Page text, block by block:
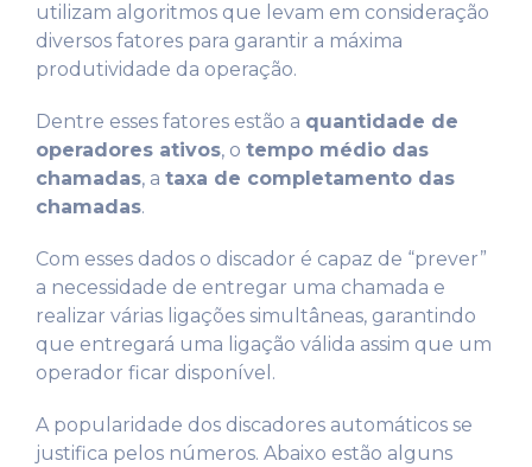
utilizam algoritmos que levam em consideração
diversos fatores para garantir a máxima
produtividade da operação.
Dentre esses fatores estão a quantidade de
operadores ativos, o tempo médio das
chamadas, a taxa de completamento das
chamadas.
Com esses dados o discador é capaz de “prever”
a necessidade de entregar uma chamada e
realizar várias ligações simultâneas, garantindo
que entregará uma ligação válida assim que um
operador ficar disponível.
A popularidade dos discadores automáticos se
justifica pelos números. Abaixo estão alguns